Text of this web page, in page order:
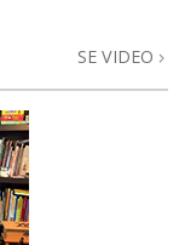
SE VIDEO